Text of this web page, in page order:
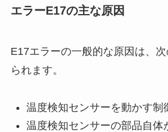
エラーE17の主な原因
E17エラーの一般的な原因は、
られます。
温度検知センサーを動かす制
温度検知センサーの部品自体